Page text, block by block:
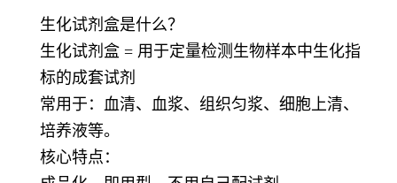
生化试剂盒是什么？
生化试剂盒 = 用于定量检测生物样本中生化指
标的成套试剂
常用于：血清、血浆、组织匀浆、细胞上清、
培养液等。
核心特点：